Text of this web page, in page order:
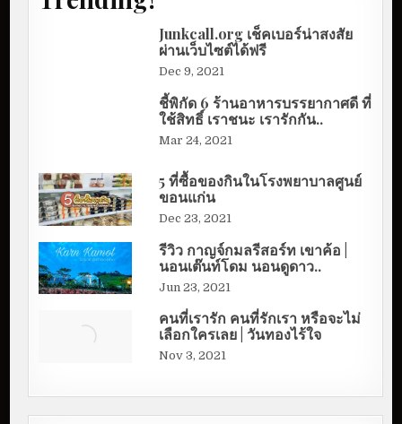
Junkcall.org เช็คเบอร์น่าสงสัย
ผ่านเว็บไซต์ได้ฟรี
Dec 9, 2021
ชี้พิกัด 6 ร้านอาหารบรรยากาศดี ที่
ใช้สิทธิ์ เราชนะ เรารักกัน..
Mar 24, 2021
5 ที่ซื้อของกินในโรงพยาบาลศูนย์
ขอนแก่น
Dec 23, 2021
รีวิว กาญจ์กมลรีสอร์ท เขาค้อ |
นอนเต๊นท์โดม นอนดูดาว..
Jun 23, 2021
คนที่เรารัก คนที่รักเรา หรือจะไม่
เลือกใครเลย | วันทองไร้ใจ
Nov 3, 2021